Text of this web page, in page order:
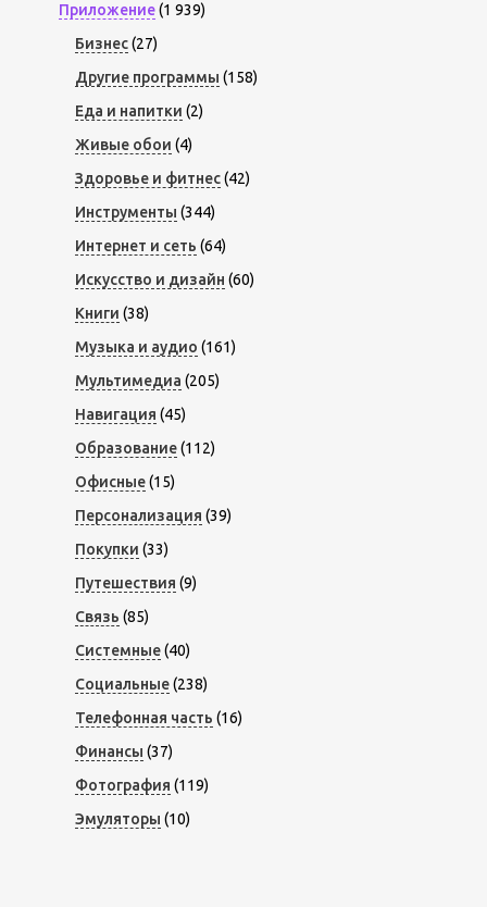
Приложение(1 939)
Бизнес(27)
Другие программы (158)
Еда и напитки (2)
Живые обои (4)
Здоровье и фитнес(42)
Инструменты (344)
Интернет и сеть (64)
Искусство и дизайн (60)
Книги (38)
Музыка и аудио (161)
Мультимедиа (205)
Навигация (45)
Образование(112)
Офисные(15)
Персонализация (39)
Покупки (33)
Путешествия (9)
Связь (85)
Системные(40)
Социальные(238)
Телефонная часть (16)
Финансы (37)
Фотография (119)
Эмуляторы (10)